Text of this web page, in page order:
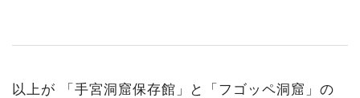
以上が 「手宮洞窟保存館」と「フゴッペ洞窟」の